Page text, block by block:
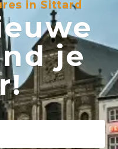
in Sittard
je